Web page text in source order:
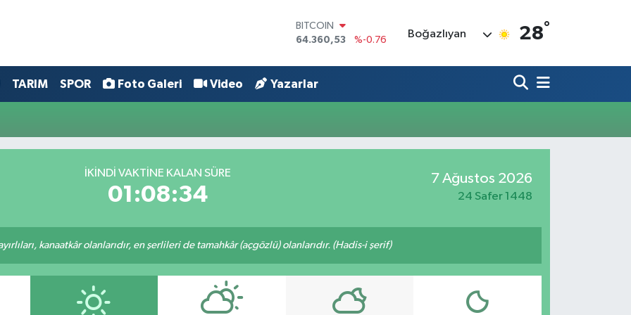
BITCOIN
64.360,53
%-0.76
47,7069
%0.17
EURO
GRAM ALTIN
Boğazlıyan 28°
TARIM SPOR Foto Galeri Video Yazarlar
İKINDI VAKTINE KALAN SÜRE
01:08:34
7 Ağustos 2026
24 Safer 1448
kanaatkâr olanlarıdır, en şerlileri de tamahkâr (açgözlü) olanlarıdır. (Hadis-i şerif)